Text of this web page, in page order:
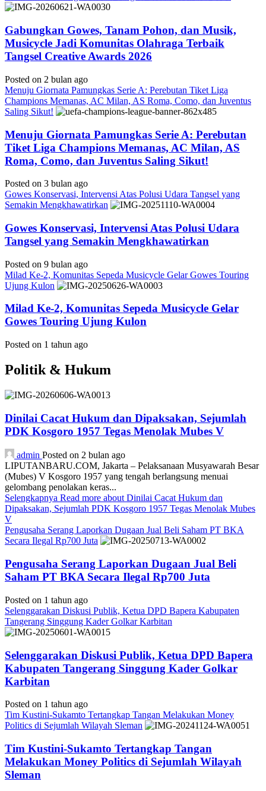
Gabungkan Gowes, Tanam Pohon, dan Musik,
Musicycle Jadi Komunitas Olahraga Terbaik
Tangsel Creative Awards 2026
Posted on 2 bulan ago
Menuju Giornata Pamungkas Serie A: Perebutan Tiket Liga
Champions Memanas, AC Milan, AS Roma, Como, dan Juventus
Saling Sikut!
Menuju Giornata Pamungkas Serie A: Perebutan
Tiket Liga Champions Memanas, AC Milan, AS
Roma, Como, dan Juventus Saling Sikut!
Posted on 3 bulan ago
Gowes Konservasi, Intervensi Atas Polusi Udara Tangsel yang
Semakin Mengkhawatirkan
Gowes Konservasi, Intervensi Atas Polusi Udara
Tangsel yang Semakin Mengkhawatirkan
Posted on 9 bulan ago
Milad Ke-2, Komunitas Sepeda Musicycle Gelar Gowes Touring
Ujung Kulon
Milad Ke-2, Komunitas Sepeda Musicycle Gelar
Gowes Touring Ujung Kulon
Posted on 1 tahun ago
Politik & Hukum
Dinilai Cacat Hukum dan Dipaksakan, Sejumlah
PDK Kosgoro 1957 Tegas Menolak Mubes V
admin Posted on 2 bulan ago
LIPUTANBARU.COM, Jakarta – Pelaksanaan Musyawarah Besar
(Mubes) V Kosgoro 1957 yang tengah berlangsung menuai
gelombang penolakan keras...
Selengkapnya Read more about Dinilai Cacat Hukum dan
Dipaksakan, Sejumlah PDK Kosgoro 1957 Tegas Menolak Mubes
V
Pengusaha Serang Laporkan Dugaan Jual Beli Saham PT BKA
Secara Ilegal Rp700 Juta
Pengusaha Serang Laporkan Dugaan Jual Beli
Saham PT BKA Secara Ilegal Rp700 Juta
Posted on 1 tahun ago
Selenggarakan Diskusi Publik, Ketua DPD Bapera Kabupaten
Tangerang Singgung Kader Golkar Karbitan
Selenggarakan Diskusi Publik, Ketua DPD Bapera
Kabupaten Tangerang Singgung Kader Golkar
Karbitan
Posted on 1 tahun ago
Tim Kustini-Sukamto Tertangkap Tangan Melakukan Money
Politics di Sejumlah Wilayah Sleman
Tim Kustini-Sukamto Tertangkap Tangan
Melakukan Money Politics di Sejumlah Wilayah
Sleman